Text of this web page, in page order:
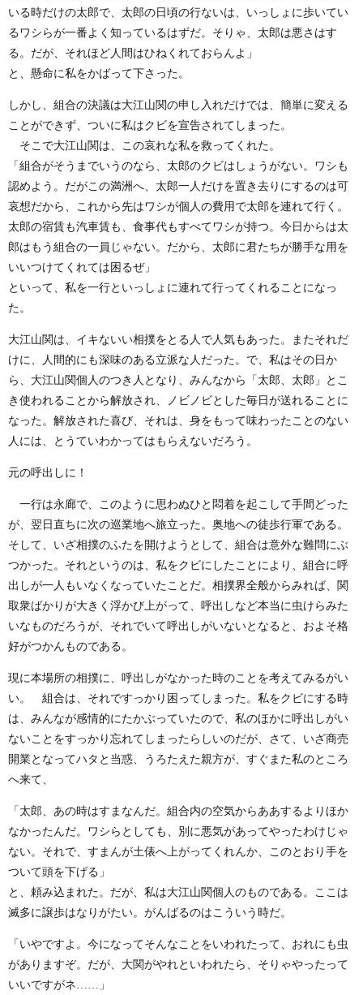
いる時だけの太郎で、太郎の日頃の行ないは、いっしょに歩いてい
るワシらが一番よく知っているはずだ。そりゃ、太郎は悪さはす
る。だが、それほど人間はひねくれておらんよ」
と、懸命に私をかばって下さった。
しかし、組合の決議は大江山関の申し入れだけでは、簡単に変える
ことができず、ついに私はクビを宣告されてしまった。
そこで大江山関は、この哀れな私を救ってくれた。
「組合がそうまでいうのなら、太郎のクビはしょうがない。ワシも
認めよう。だがこの満洲へ、太郎一人だけを置き去りにするのは可
哀想だから、これから先はワシが個人の費用で太郎を連れて行く。
太郎の宿賃も汽車賃も、食事代もすべてワシが持つ。今日からは太
郎はもう組合の一員じゃない。だから、太郎に君たちが勝手な用を
いいつけてくれては困るぜ」
といって、私を一行といっしょに連れて行ってくれることになっ
た。
大江山関は、イキないい相撲をとる人で人気もあった。またそれだ
けに、人間的にも深味のある立派な人だった。で、私はその日か
ら、大江山関個人のつき人となり、みんなから「太郎、太郎」とこ
き使われることから解放され、ノビノビとした毎日が送れることに
なった。解放された喜び、それは、身をもって味わったことのない
人には、とうていわかってはもらえないだろう。
元の呼出しに！
一行は永廊で、このように思わぬひと悶着を起こして手間どった
が、翌日直ちに次の巡業地へ旅立った。奥地への徒歩行軍である。
そして、いざ相撲のふたを開けようとして、組合は意外な難問にぶ
つかった。それというのは、私をクビにしたことにより、組合に呼
出しが一人もいなくなっていたことだ。相撲界全般からみれば、関
取衆ばかりが大きく浮かび上がって、呼出しなど本当に虫けらみた
いなものだろうが、それでいて呼出しがいないとなると、およそ格
好がつかんものである。
現に本場所の相撲に、呼出しがなかった時のことを考えてみるがい
い。 組合は、それですっかり困ってしまった。私をクビにする時
は、みんなが感情的にたかぶっていたので、私のほかに呼出しがい
ないことをすっかり忘れてしまったらしいのだが、さて、いざ商売
開業となってハタと当惑、うろたえた親方が、すぐまた私のところ
へ来て、
「太郎、あの時はすまなんだ。組合内の空気からああするよりほか
なかったんだ。ワシらとしても、別に悪気があってやったわけじゃ
ない。それで、すまんが土俵へ上がってくれんか、このとおり手を
ついて頭を下げる」
と、頼み込まれた。だが、私は大江山関個人のものである。ここは
滅多に譲歩はなりがたい。がんばるのはこういう時だ。
「いやですよ。今になってそんなことをいわれたって、おれにも虫
がありますぞ。だが、大関がやれといわれたら、そりゃやったって
いいですがネ……」